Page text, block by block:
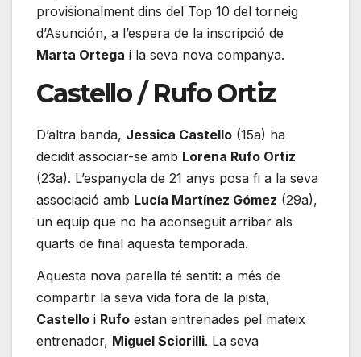
provisionalment dins del Top 10 del torneig
d’Asunción, a l’espera de la inscripció de
Marta Ortega i la seva nova companya.
Castello / Rufo Ortiz
D’altra banda, Jessica Castello (15a) ha
decidit associar-se amb Lorena Rufo Ortiz
(23a). L’espanyola de 21 anys posa fi a la seva
associació amb Lucía Martínez Gómez (29a),
un equip que no ha aconseguit arribar als
quarts de final aquesta temporada.
Aquesta nova parella té sentit: a més de
compartir la seva vida fora de la pista,
Castello i Rufo estan entrenades pel mateix
entrenador, Miguel Sciorilli. La seva